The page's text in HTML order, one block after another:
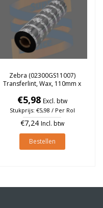
Zebra (02300GS11007)
Transferlint, Wax, 110mm x
€5,98 Excl. btw
Stukprijs: €5,98 / Per Rol
€7,24 Incl. btw
Bestellen